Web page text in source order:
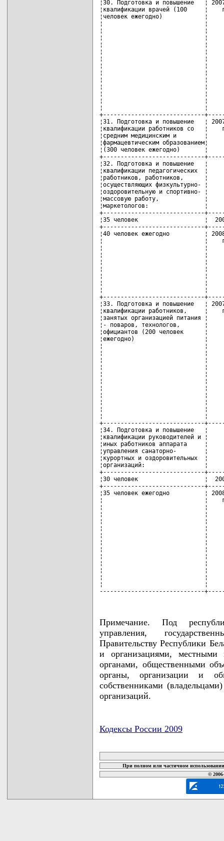
Примечание. Под
управления,
Правительству Республики
и организациями, местными
органами, общественными
органы, организации и
собственниками
организаций.
Кодексы России 2009
При полном или частичном
©